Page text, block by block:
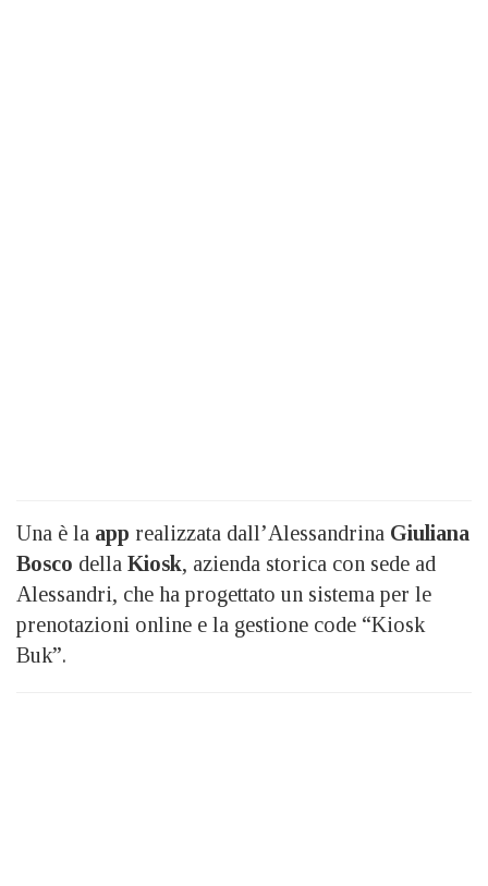
Una è la app realizzata dall’Alessandrina Giuliana
Bosco della Kiosk, azienda storica con sede ad
Alessandri, che ha progettato un sistema per le
prenotazioni online e la gestione code “Kiosk
Buk”.